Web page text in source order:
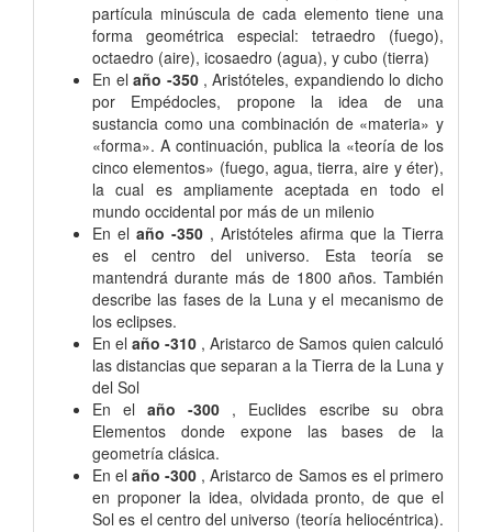
partícula minúscula de cada elemento tiene una
forma geométrica especial: tetraedro (fuego),
octaedro (aire), icosaedro (agua), y cubo (tierra)
En el año -350 , Aristóteles, expandiendo lo dicho
por Empédocles, propone la idea de una
sustancia como una combinación de «materia» y
«forma». A continuación, publica la «teoría de los
cinco elementos» (fuego, agua, tierra, aire y éter),
la cual es ampliamente aceptada en todo el
mundo occidental por más de un milenio
En el año -350 , Aristóteles afirma que la Tierra
es el centro del universo. Esta teoría se
mantendrá durante más de 1800 años. También
describe las fases de la Luna y el mecanismo de
los eclipses.
En el año -310 , Aristarco de Samos quien calculó
las distancias que separan a la Tierra de la Luna y
del Sol
En el año -300 , Euclides escribe su obra
Elementos donde expone las bases de la
geometría clásica.
En el año -300 , Aristarco de Samos es el primero
en proponer la idea, olvidada pronto, de que el
Sol es el centro del universo (teoría heliocéntrica).